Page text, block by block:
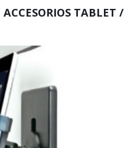
ACCESORIOS TABLET /